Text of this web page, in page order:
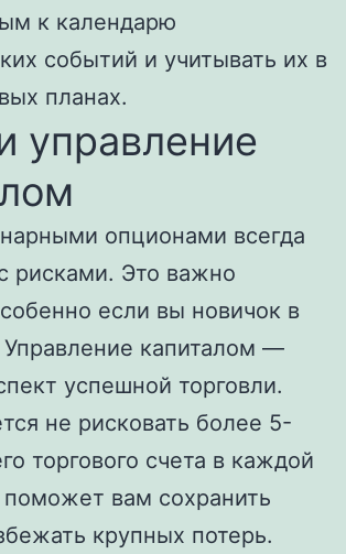
к календарю
событий и учитывать их в
планах.
управление
опционами всегда
рисками. Это важно
если вы новичок в
Управление капиталом —
успешной торговли.
не рисковать более 5-
торгового счета в каждой
поможет вам сохранить
крупных потерь.